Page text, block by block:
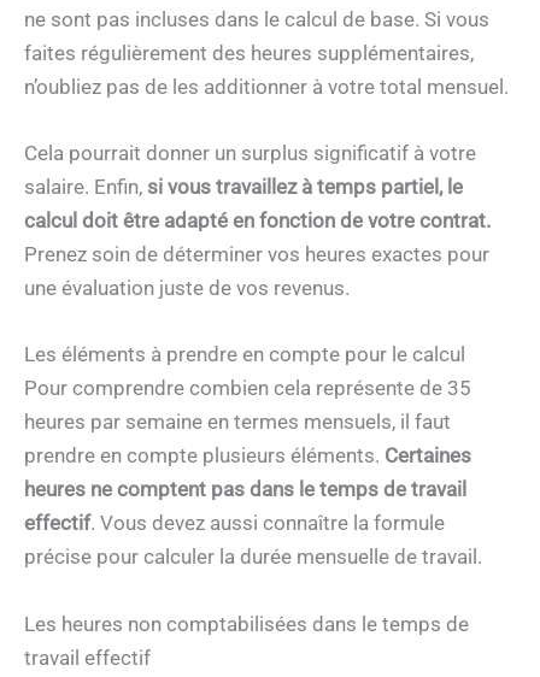
ne sont pas incluses dans le calcul de base. Si vous
faites régulièrement des heures supplémentaires,
n’oubliez pas de les additionner à votre total mensuel.
Cela pourrait donner un surplus significatif à votre
salaire. Enfin, si vous travaillez à temps partiel, le
calcul doit être adapté en fonction de votre contrat.
Prenez soin de déterminer vos heures exactes pour
une évaluation juste de vos revenus.
Les éléments à prendre en compte pour le calcul
Pour comprendre combien cela représente de 35
heures par semaine en termes mensuels, il faut
prendre en compte plusieurs éléments. Certaines
heures ne comptent pas dans le temps de travail
effectif. Vous devez aussi connaître la formule
précise pour calculer la durée mensuelle de travail.
Les heures non comptabilisées dans le temps de
travail effectif